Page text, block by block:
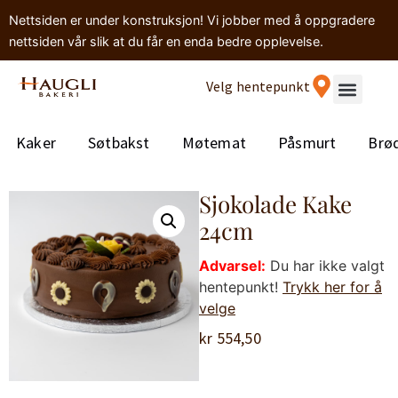
Nettsiden er under konstruksjon! Vi jobber med å oppgradere
nettsiden vår slik at du får en enda bedre opplevelse.
Velg hentepunkt
Kaker Søtbakst Møtemat Påsmurt
Sjokolade Kake
24cm
Advarsel: Du har ikke valgt
hentepunkt! Trykk her for å
velge
kr 554,50